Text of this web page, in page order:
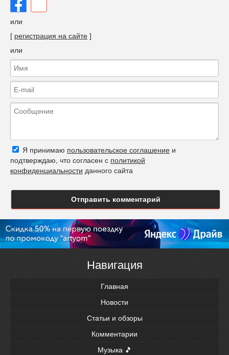
или
[ регистрация на сайте ]
или
Я принимаю пользовательское соглашение и
подтверждаю, что согласен с политикой
конфиденциальности данного сайта
Отправить комментарий
Навигация
Главная
Новости
Статьи и обзоры
Комментарии
Музыка 🎵